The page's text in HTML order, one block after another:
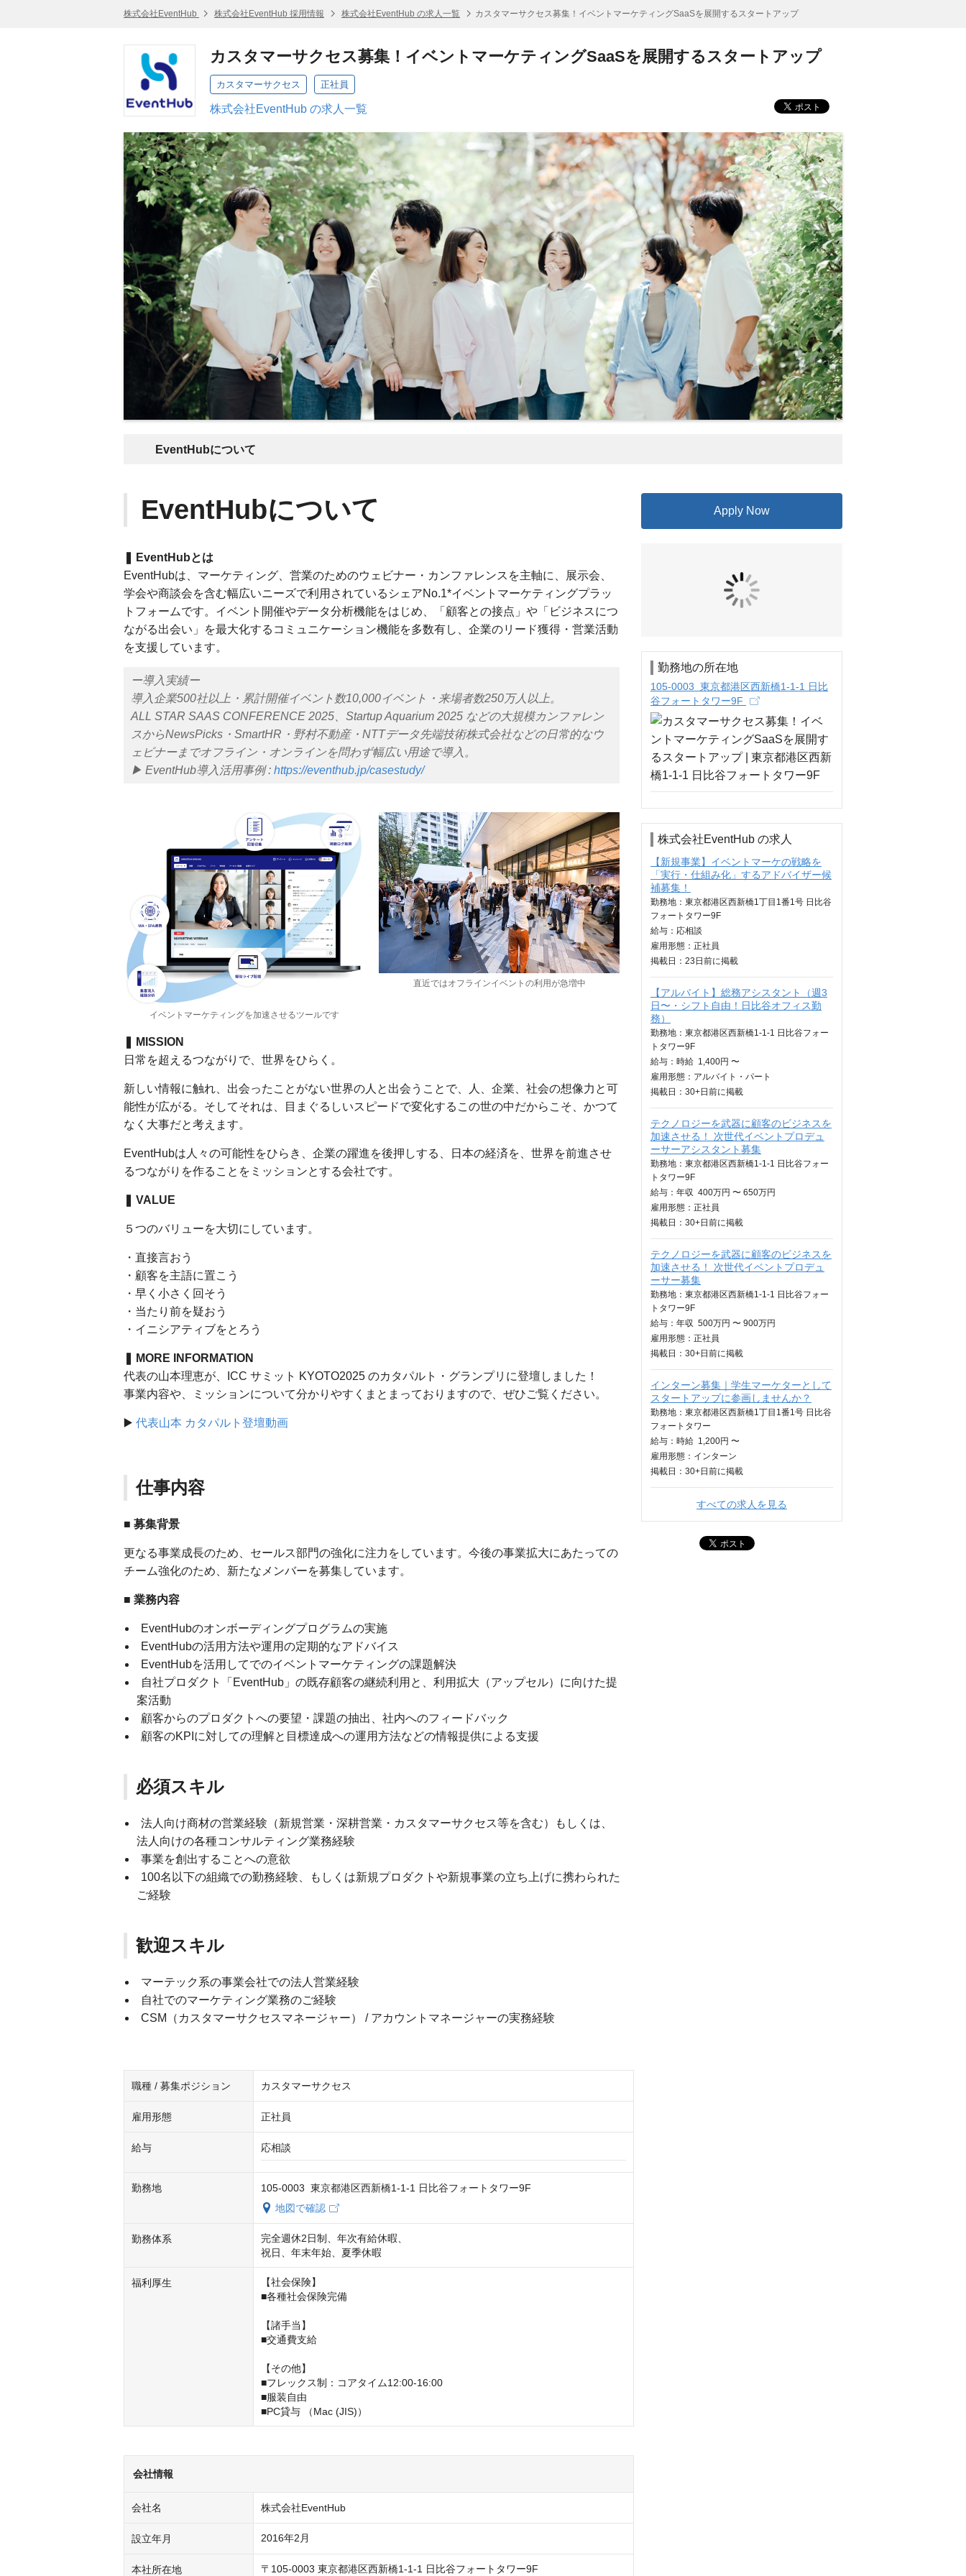
株式会社EventHub 株式会社EventHub 採用情報 株式会社EventHub の求人一覧 カスタマーサクセス募集！イベントマーケティングSaaSを展開するスタートアップ
カスタマーサクセス募集！イベントマーケティングSaaSを展開するスタートアップ
カスタマーサクセス 正社員
株式会社EventHub の求人一覧
EventHubについて
EventHubについて
❚ EventHubとは
EventHubは、マーケティング、営業のためのウェビナー・カンファレンスを主軸に、展示会、
学会や商談会を含む幅広いニーズで利用されているシェアNo.1*イベントマーケティングプラッ
トフォームです。イベント開催やデータ分析機能をはじめ、「顧客との接点」や「ビジネスにつ
ながる出会い」を最大化するコミュニケーション機能を多数有し、企業のリード獲得・営業活動
を支援しています。
ー導入実績ー
導入企業500社以上・累計開催イベント数10,000イベント・来場者数250万人以上。
ALL STAR SAAS CONFERENCE 2025、Startup Aquarium 2025 などの大規模カンファレン
スからNewsPicks・SmartHR・野村不動産・NTTデータ先端技術株式会社などの日常的なウ
ェビナーまでオフライン・オンラインを問わず幅広い用途で導入。
▶︎ EventHub導入活用事例 : https://eventhub.jp/casestudy/
イベントマーケティングを加速させるツールです
直近ではオフラインイベントの利用が急増中
❚ MISSION
日常を超えるつながりで、世界をひらく。
新しい情報に触れ、出会ったことがない世界の人と出会うことで、人、企業、社会の想像力と可
能性が広がる。そしてそれは、目まぐるしいスピードで変化するこの世の中だからこそ、かつて
なく大事だと考えます。
EventHubは人々の可能性をひらき、企業の躍進を後押しする、日本の経済を、世界を前進させ
るつながりを作ることをミッションとする会社です。
❚ VALUE
５つのバリューを大切にしています。
・直接言おう
・顧客を主語に置こう
・早く小さく回そう
・当たり前を疑おう
・イニシアティブをとろう
❚ MORE INFORMATION
代表の山本理恵が、ICC サミット KYOTO2025 のカタパルト・グランプリに登壇しました！
事業内容や、ミッションについて分かりやすくまとまっておりますので、ぜひご覧ください。
▶️ 代表山本 カタパルト登壇動画
仕事内容
■ 募集背景
更なる事業成長のため、セールス部門の強化に注力をしています。今後の事業拡大にあたっての
チーム強化のため、新たなメンバーを募集しています。
■ 業務内容
EventHubのオンボーディングプログラムの実施
EventHubの活用方法や運用の定期的なアドバイス
EventHubを活用してでのイベントマーケティングの課題解決
自社プロダクト「EventHub」の既存顧客の継続利用と、利用拡大（アップセル）に向けた提
案活動
顧客からのプロダクトへの要望・課題の抽出、社内へのフィードバック
顧客のKPIに対しての理解と目標達成への運用方法などの情報提供による支援
必須スキル
法人向け商材の営業経験（新規営業・深耕営業・カスタマーサクセス等を含む）もしくは、
法人向けの各種コンサルティング業務経験
事業を創出することへの意欲
100名以下の組織での勤務経験、もしくは新規プロダクトや新規事業の立ち上げに携わられた
ご経験
歓迎スキル
マーテック系の事業会社での法人営業経験
自社でのマーケティング業務のご経験
CSM（カスタマーサクセスマネージャー） / アカウントマネージャーの実務経験
職種 / 募集ポジション カスタマーサクセス
雇用形態 正社員
給与 応相談
勤務地
105-0003 東京都港区西新橋1-1-1 日比谷フォートタワー9F
地図で確認
勤務体系
完全週休2日制、年次有給休暇、
祝日、年末年始、夏季休暇
福利厚生
【社会保険】
■各種社会保険完備
【諸手当】
■交通費支給
【その他】
■フレックス制：コアタイム12:00-16:00
■服装自由
■PC貸与 （Mac (JIS)）
会社情報
会社名 株式会社EventHub
設立年月 2016年2月
本社所在地 〒105-0003 東京都港区西新橋1-1-1 日比谷フォートタワー9F
Apply Now
勤務地の所在地
105-0003 東京都港区西新橋1-1-1 日比
谷フォートタワー9F
株式会社EventHub の求人
【新規事業】イベントマーケの戦略を
「実行・仕組み化」するアドバイザー候
補募集！
勤務地：東京都港区西新橋1丁目1番1号 日比谷
フォートタワー9F
給与： 応相談
雇用形態：正社員
掲載日： 23日 前に掲載
【アルバイト】総務アシスタント（週3
日〜・シフト自由！日比谷オフィス勤
務）
勤務地：東京都港区西新橋1-1-1 日比谷フォー
トタワー9F
給与： 時給 1,400円 〜
雇用形態：アルバイト・パート
掲載日： 30+日 前に掲載
テクノロジーを武器に顧客のビジネスを
加速させる！ 次世代イベントプロデュ
ーサーアシスタント募集
勤務地：東京都港区西新橋1-1-1 日比谷フォー
トタワー9F
給与： 年収 400万円 〜 650万円
雇用形態：正社員
掲載日： 30+日 前に掲載
テクノロジーを武器に顧客のビジネスを
加速させる！ 次世代イベントプロデュ
ーサー募集
勤務地：東京都港区西新橋1-1-1 日比谷フォー
トタワー9F
給与： 年収 500万円 〜 900万円
雇用形態：正社員
掲載日： 30+日 前に掲載
インターン募集｜学生マーケターとして
スタートアップに参画しませんか？
勤務地：東京都港区西新橋1丁目1番1号 日比谷
フォートタワー
給与： 時給 1,200円 〜
雇用形態：インターン
掲載日： 30+日 前に掲載
すべての求人を見る